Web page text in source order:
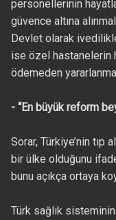
personellerinin
güvence altına
Devlet olarak
ise özel hastanelerin
ödemeden yararlanma
- “En büyük reform
Sorar, Türkiye’nin tıp
bir ülke olduğunu
bunu açıkça ortaya
Türk sağlık sisteminin